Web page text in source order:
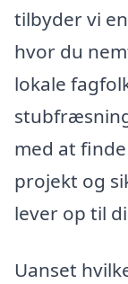
tilbyder vi
hvor du
lokale
med at
projekt og
lever op til
Uanset